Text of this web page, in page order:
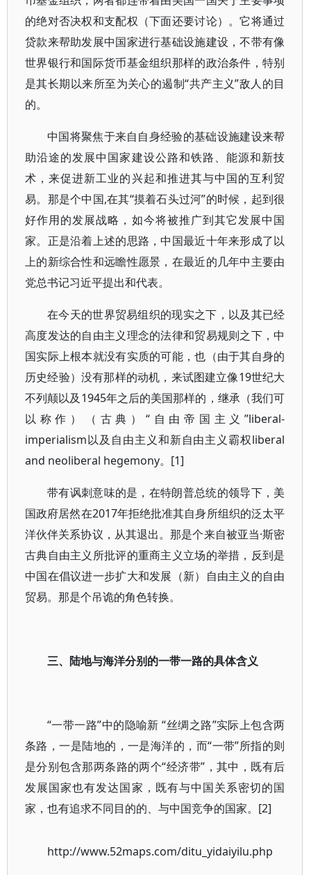
的绝对否决权和支配权（下面还要讨论）。它将通过
贷款来帮助发展中国家进行基础设施建设，不带有像
世界银行和国际货币基金组织那样的政治条件，特别
是其长期以来所至为关心的遏制“共产主义”敌人的目
的。
中国将聚焦于来自自身经验的基础设施建设来帮
助沿途的发展中国家建设公路和铁路、能源和新技
术，来促进新工业的兴起和推进其与中国的互利贸
易。那是个中国,在其“摸着石头过河”的时候，起到很
好作用的发展战略，如今将被推广到其它发展中国
家。正是沿着上述的思路，中国最近十年来形成了以
上的新综合性和远瞻性愿景，在最近的几年中主要由
党总书记习近平提出和代表。
在今天的世界贸易组织的现实之下，以及其已经
高度发达的自由主义理念的法律和贸易规则之下，中
国实际上根本就没有实质的可能，也（由于其自身的
历史经验）没有那样的动机，来试图建立像19世纪大
不列颠以及1945年之后的美国那样的，继承（我们可
以称作）（古典）“自由帝国主义”liberal-
imperialism以及自由主义和新自由主义霸权liberal
and neoliberal hegemony。[1]
带有讽刺意味的是，在特朗普总统的领导下，美
国政府居然在2017年拒绝批准其自身所组织的泛太平
洋伙伴关系协议，从其退出。那是个来自被亚当·斯密
古典自由主义所批评的重商主义立场的举措，反到是
中国在倡议进一步扩大和发展（新）自由主义的自由
贸易。那是个吊诡的角色转换。
三、陆地与海洋分别的一带一路的具体含义
“一带一路”中的隐喻新 “丝绸之路”实际上包含两
条路，一是陆地的，一是海洋的，而“一带”所指的则
是分别包含那两条路的两个“经济带”，其中，既有后
发展国家也有发达国家，既有与中国关系密切的国
家，也有追求不同目的的、与中国竞争的国家。[2]
http://www.52maps.com/ditu_yidaiyilu.php